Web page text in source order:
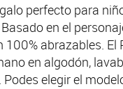
perfecto para
en el
abrazables. El
en algodón,
elegir el